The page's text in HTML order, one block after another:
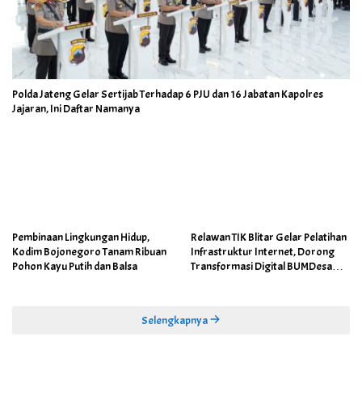
Polda Jateng Gelar Sertijab Terhadap 6 PJU dan 16 Jabatan Kapolres
Jajaran, Ini Daftar Namanya
Pembinaan Lingkungan Hidup,
Kodim Bojonegoro Tanam Ribuan
Pohon Kayu Putih dan Balsa
Relawan TIK Blitar Gelar Pelatihan
Infrastruktur Internet, Dorong
Transformasi Digital BUMDesa
Selengkapnya